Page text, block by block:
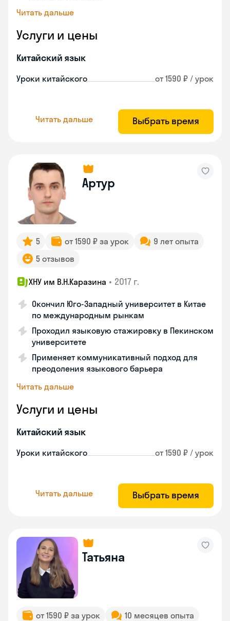
Читать дальше
Услуги и цены
Китайский язык
Уроки китайского от 1590 ₽ / урок
Читать дальше Выбрать время
Артур
5 от 1590 ₽ за урок
9 лет опыта
5 отзывов
ХНУ им В.Н.Каразина • 2017 г.
Окончил Юго-Западный университет в Китае
по международным рынкам
Проходил языковую стажировку в Пекинском
университете
Применяет коммуникативный подход для
преодоления языкового барьера
Читать дальше
Услуги и цены
Китайский язык
Уроки китайского от 1590 ₽ / урок
Читать дальше Выбрать время
Татьяна
от 1590 ₽ за урок 10 месяцев опыта